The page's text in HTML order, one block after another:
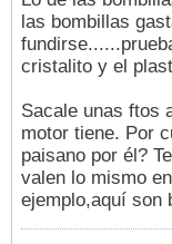
las bombillas
cristalito y el
Sacale unas ftos
motor tiene. Por
paisano por él?
valen lo mismo
ejemplo,aquí son